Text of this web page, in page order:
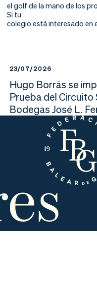
el golf de la mano de los
Si tu
colegio está interesado en
23/07/2026
Hugo Borrás se
Prueba del Circuito
Bodegas José L.